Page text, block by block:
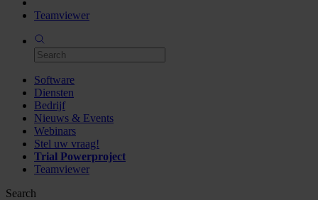
Teamviewer
Software
Diensten
Bedrijf
Nieuws & Events
Webinars
Stel uw vraag!
Trial Powerproject
Teamviewer
Search